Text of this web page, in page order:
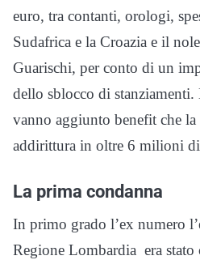
euro, tra contanti, orologi,
Sudafrica e la Croazia e il
Guarischi, per conto di un
dello sblocco di stanziamenti.
vanno aggiunto benefit che
addirittura in oltre 6 milioni
La prima condanna
In primo grado l’ex numero
Regione Lombardia era stato